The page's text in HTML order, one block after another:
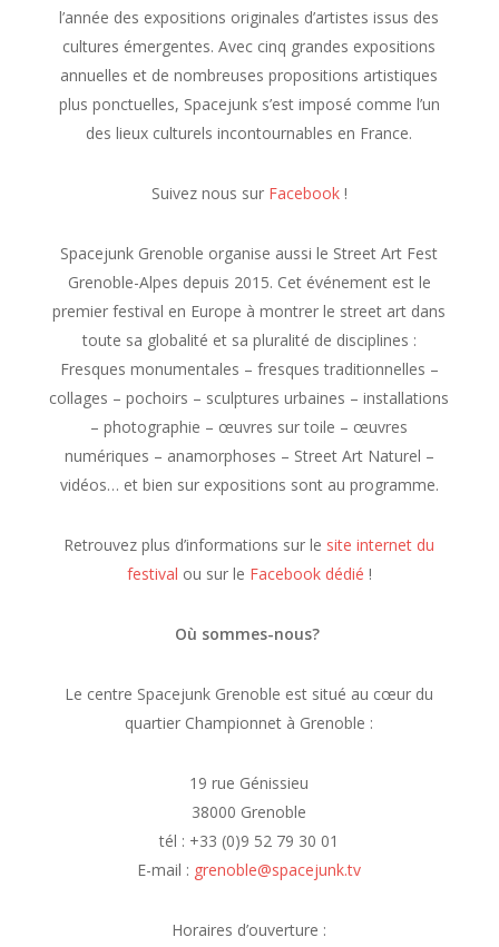
l’année des expositions originales d’artistes issus des
cultures émergentes. Avec cinq grandes expositions
annuelles et de nombreuses propositions artistiques
plus ponctuelles, Spacejunk s’est imposé comme l’un
des lieux culturels incontournables en France.
Suivez nous sur Facebook!
Spacejunk Grenoble organise aussi le Street Art Fest
Grenoble-Alpes depuis 2015. Cet événement est le
premier festival en Europe à montrer le street art dans
toute sa globalité et sa pluralité de disciplines :
Fresques monumentales – fresques traditionnelles –
collages – pochoirs – sculptures urbaines – installations
– photographie – œuvres sur toile – œuvres
numériques – anamorphoses – Street Art Naturel –
vidéos… et bien sur expositions sont au programme.
Retrouvez plus d’informations sur le site internet du
festival ou sur le Facebook dédié !
Où sommes-nous?
Le centre Spacejunk Grenoble est situé au cœur du
quartier Championnet à Grenoble :
19 rue Génissieu
38000 Grenoble
tél : +33 (0)9 52 79 30 01
E-mail : grenoble@spacejunk.tv
Horaires d’ouverture :